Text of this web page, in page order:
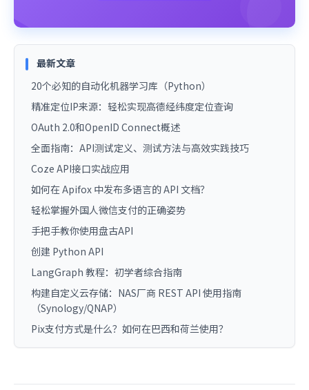
最新文章
20个必知的自动化机器学习库（Python）
精准定位IP来源：轻松实现高德经纬度定位查询
OAuth 2.0和OpenID Connect概述
全面指南：API测试定义、测试方法与高效实践技巧
Coze API接口实战应用
如何在 Apifox 中发布多语言的 API 文档？
轻松掌握外国人微信支付的正确姿势
手把手教你使用盘古API
创建 Python API
LangGraph 教程：初学者综合指南
构建自定义云存储：NAS厂商 REST API 使用指南
（Synology/QNAP）
Pix支付方式是什么？如何在巴西和荷兰使用？